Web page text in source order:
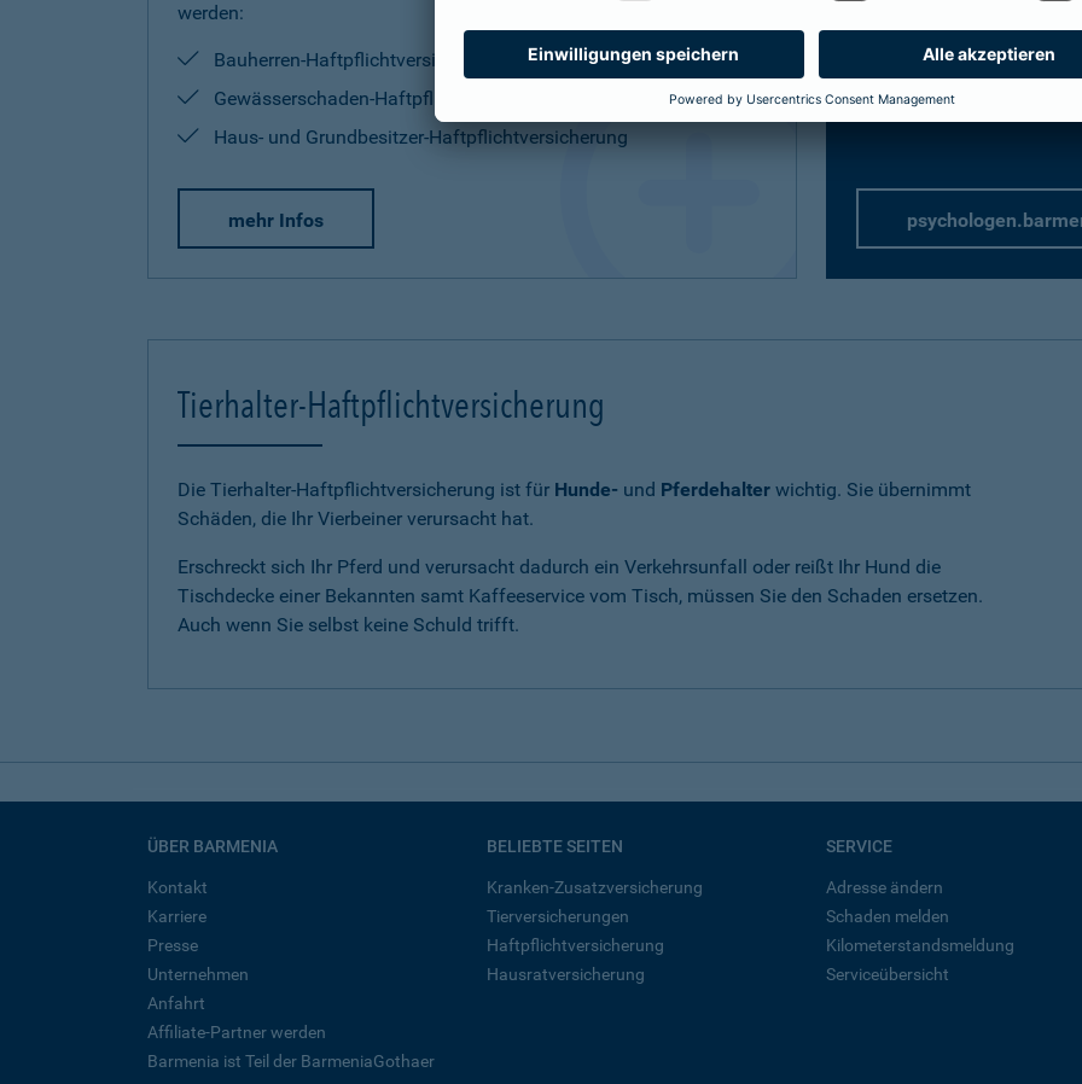
werden:
Bauherren-Haftpflichtversicherung
Gewässerschaden-Haftpflichtversicherung
Haus- und Grundbesitzer-Haftpflichtversicherung
mehr Infos
speziell
Tierhalter-Haftpflichtversicherung
Die Tierhalter-Haftpflichtversicherung ist für Hunde- und Pferdehalter wichtig. Sie übernimmt
Schäden, die Ihr Vierbeiner verursacht hat.
Erschreckt sich Ihr Pferd und verursacht dadurch ein Verkehrsunfall oder reißt Ihr Hund die
Tischdecke einer Bekannten samt Kaffeeservice vom Tisch, müssen Sie den Schaden ersetzen.
Auch wenn Sie selbst keine Schuld trifft.
ÜBER BARMENIA
Kontakt
Karriere
Presse
Unternehmen
Anfahrt
Affiliate-Partner werden
Barmenia ist Teil der BarmeniaGothaer
BELIEBTE SEITEN
Kranken-Zusatzversicherung
Tierversicherungen
Haftpflichtversicherung
Hausratversicherung
SERVICE
Adresse ändern
Schaden melden
Kilometerstandsmeldung
Serviceübersicht